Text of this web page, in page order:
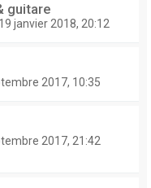
guitare
19 janvier 2018, 20:12
2017, 10:35
2017, 21:42